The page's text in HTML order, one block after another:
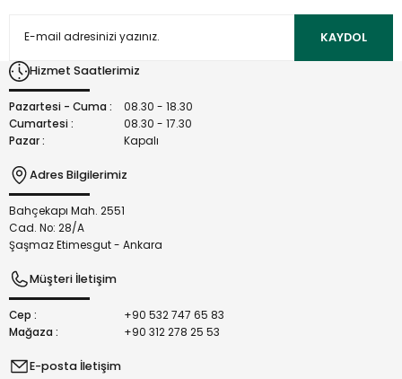
Ürün açıklamasında eksik bilgiler bulunuyor.
Bu ürüne benzer farklı alternatifler olmalı.
KAYDOL
Hizmet Saatlerimiz
Pazartesi - Cuma :
08.30 - 18.30
Cumartesi :
08.30 - 17.30
Pazar :
Kapalı
Adres Bilgilerimiz
Bahçekapı Mah. 2551
Cad. No: 28/A
Şaşmaz Etimesgut - Ankara
Müşteri İletişim
Cep :
+90 532 747 65 83
Mağaza :
+90 312 278 25 53
E-posta İletişim